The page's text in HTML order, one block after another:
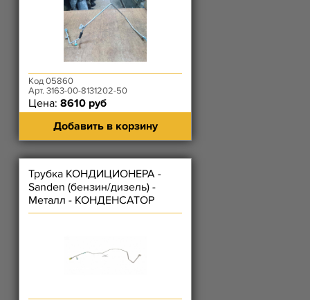
Код 05860
Арт. 3163-00-8131202-50
Цена: 8610 руб
Добавить в корзину
Трубка КОНДИЦИОНЕРА -
Sanden (бензин/дизель) -
Металл - КОНДЕНСАТОР
(Радиатор)/МУФТА